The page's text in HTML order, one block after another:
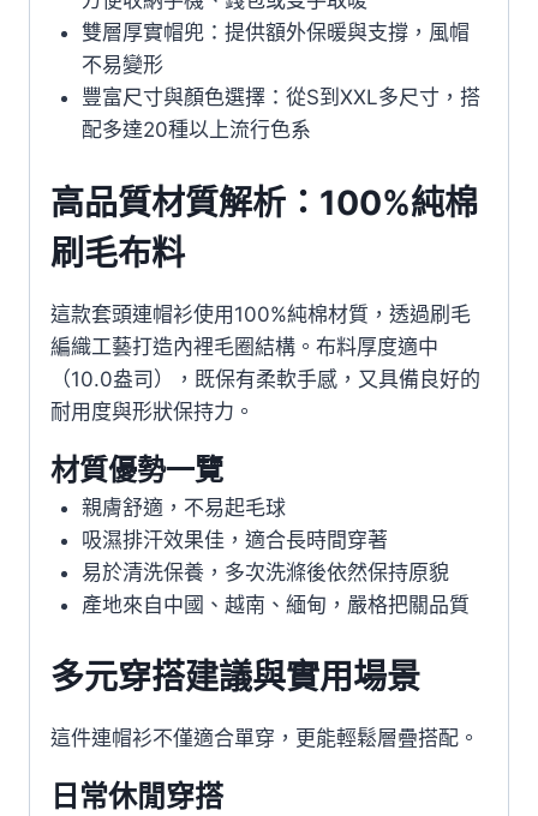
雙層厚實帽兜：提供額外保暖與支撐，風帽
不易變形
豐富尺寸與顏色選擇：從S到XXL多尺寸，搭
配多達20種以上流行色系
高品質材質解析：100%純棉
刷毛布料
這款套頭連帽衫使用100%純棉材質，透過刷毛
編織工藝打造內裡毛圈結構。布料厚度適中
（10.0盎司），既保有柔軟手感，又具備良好的
耐用度與形狀保持力。
材質優勢一覽
親膚舒適，不易起毛球
吸濕排汗效果佳，適合長時間穿著
易於清洗保養，多次洗滌後依然保持原貌
產地來自中國、越南、緬甸，嚴格把關品質
多元穿搭建議與實用場景
這件連帽衫不僅適合單穿，更能輕鬆層疊搭配。
日常休閒穿搭